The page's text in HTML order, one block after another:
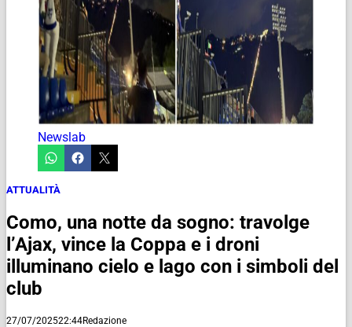
Newslab
ATTUALITÀ
Como, una notte da sogno: travolge
l’Ajax, vince la Coppa e i droni
illuminano cielo e lago con i simboli del
club
27/07/202522:44Redazione